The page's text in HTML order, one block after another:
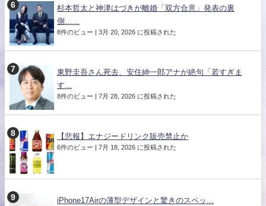
杉本哲太と神津はづきが離婚「双方合意」発表の裏
側…...
8件のビュー | 3月 20, 2026 に投稿された
東野圭吾さん死去、安住紳一郎アナが絶句「若すぎま
す...
8件のビュー | 7月 28, 2026 に投稿された
【悲報】エナジードリンク販売禁止か
6件のビュー | 7月 18, 2026 に投稿された
iPhone17Airの薄型デザインと驚きのスペッ...